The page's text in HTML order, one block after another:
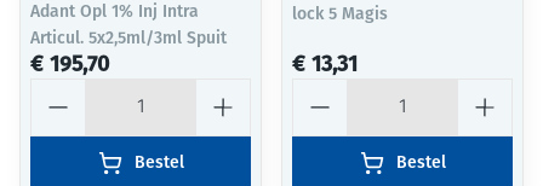
Adant Opl 1% Inj Intra
Articul. 5x2,5ml/3ml Spuit
€ 195,70
Bestel
lock 5 Magis
€ 13,31
Bestel